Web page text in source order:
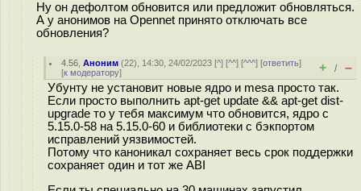
Ну он дефолтом обновится или предложит обновляться.
А у анонимов на Opennet принято отключать все
обновления?
4.56 ,Аноним (22), 14:30, 24/02/2023 [^] [^^] [^^^] [ответить]
[к модератору] + / –
Убунту не установит новые ядро и mesa просто так.
Если просто выполнить apt-get update && apt-get dist-
upgrade то у тебя максимум что обновится, ядро с
5.15.0-58 на 5.15.0-60 и библиотеки с бэкпортом
исправлений уязвимостей.
Потому что каноникал сохраняет весь срок поддержки
сохраняет один и тот же ABI